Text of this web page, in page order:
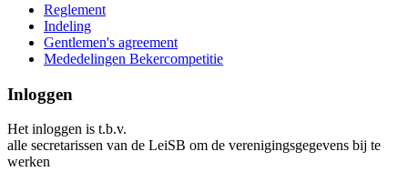
Reglement
Indeling
Gentlemen's agreement
Mededelingen Bekercompetitie
Inloggen
Het inloggen is t.b.v.
alle secretarissen van de LeiSB om de verenigingsgegevens bij te
werken